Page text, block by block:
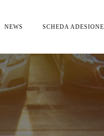
NEWS SCHEDA ADESIONE